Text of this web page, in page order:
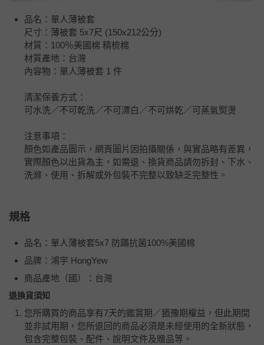
品名：單人薄被套
尺寸：薄被套 5x7尺 (150x212公分)
材質：100％美國棉 精梳棉
材質產地：台灣
內容物：單人薄被套 1 件
清潔保養方式：
可水洗／不可乾洗／不可漂白／不可烘乾／可蒸氣熨燙
注意事項：
顏色如產品圖示，網頁圖片因拍攝關係，與實品略有差異，
實際顏色以出貨為主，如需退、換貨商品請勿拆封、下水、
洗滌、使用、拆解或外包裝不完整以致缺乏完整性。
規格
品名：單人薄被套5x7 防蹣抗菌100%美國棉
品牌：鴻宇 HongYew
商品產地（國）：台灣
退換貨須知
您所購買的商品享有7天的鑑賞期／猶豫期權益，但此期間
並非試用期，您所退回的商品必須是未經使用的全新狀態，
包含完整包裝、配件、說明文件及贈品等。